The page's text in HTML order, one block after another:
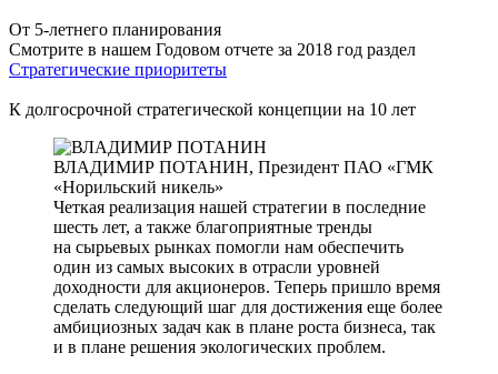
От 5-летнего планирования
Смотрите в нашем Годовом отчете за 2018 год раздел
Стратегические приоритеты
К долгосрочной стратегической концепции на 10 лет
ВЛАДИМИР ПОТАНИН, Президент ПАО «ГМК
«Норильский никель»
Четкая реализация нашей стратегии в последние
шесть лет, а также благоприятные тренды
на сырьевых рынках помогли нам обеспечить
один из самых высоких в отрасли уровней
доходности для акционеров. Теперь пришло время
сделать следующий шаг для достижения еще более
амбициозных задач как в плане роста бизнеса, так
и в плане решения экологических проблем.